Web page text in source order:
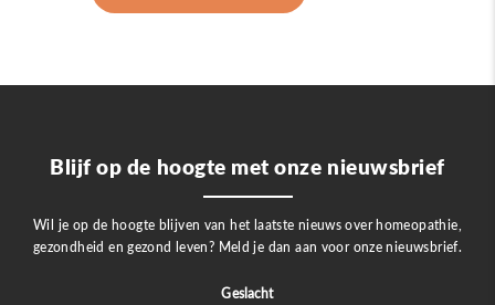
Blijf op de hoogte met onze nieuwsbrief
Wil je op de hoogte blijven van het laatste nieuws over homeopathie,
gezondheid en gezond leven? Meld je dan aan voor onze nieuwsbrief.
Geslacht